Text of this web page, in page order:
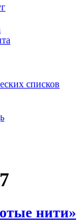
списков
нити»